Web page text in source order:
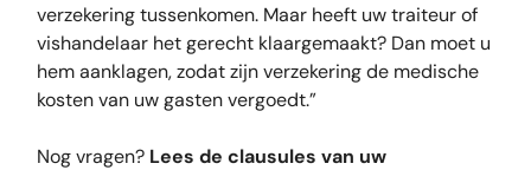
verzekering tussenkomen. Maar heeft uw traiteur of
vishandelaar het gerecht klaargemaakt? Dan moet u
hem aanklagen, zodat zijn verzekering de medische
kosten van uw gasten vergoedt.”
Nog vragen? Lees de clausules van uw